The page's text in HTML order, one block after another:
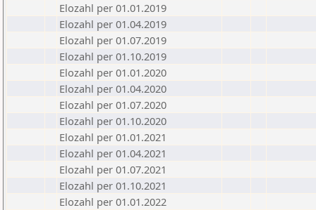
Elozahl per 01.01.2019
Elozahl per 01.04.2019
Elozahl per 01.07.2019
Elozahl per 01.10.2019
Elozahl per 01.01.2020
Elozahl per 01.04.2020
Elozahl per 01.07.2020
Elozahl per 01.10.2020
Elozahl per 01.01.2021
Elozahl per 01.04.2021
Elozahl per 01.07.2021
Elozahl per 01.10.2021
Elozahl per 01.01.2022